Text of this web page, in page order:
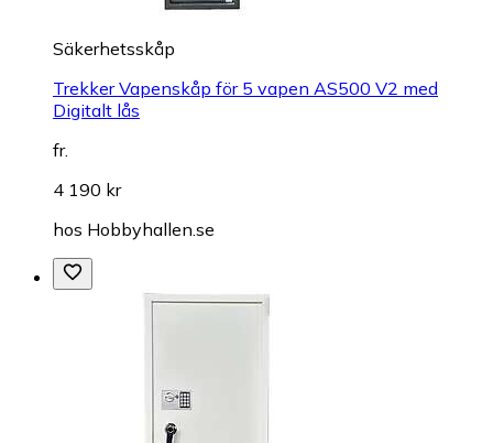
Säkerhetsskåp
Trekker Vapenskåp för 5 vapen AS500 V2 med
Digitalt lås
fr.
4 190 kr
hos Hobbyhallen.se